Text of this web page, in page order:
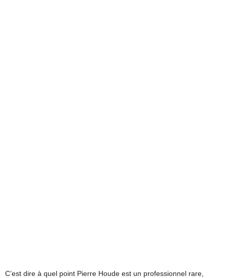
C’est dire à quel point Pierre Houde est un professionnel rare,